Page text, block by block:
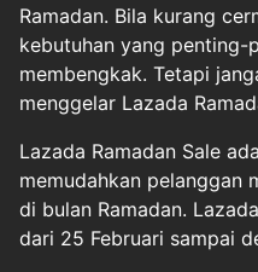
Ramadan. Bila kurang
kebutuhan yang penting-
membengkak. Tetapi
menggelar Lazada
Lazada Ramadan Sale
memudahkan pelanggan
di bulan Ramadan.
dari 25 Februari sampai